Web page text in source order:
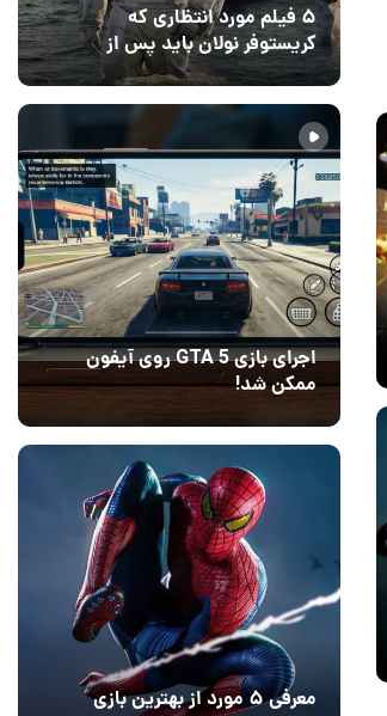
۵ فیلم مورد انتظاری که
کریستوفر نولان باید پس از
ادیسه بسازد
2 12 مرداد 1405
اجرای بازی GTA 5 روی آیفون
ممکن شد!
معرفی ۵ مورد از بهترین بازی